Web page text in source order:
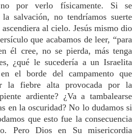
por verlo físicamente. Si se
salvación, no tendríamos suerte
al cielo. Jesús mismo dio
que acabamos de leer, “para
él cree, no se pierda, más tenga
¿qué le sucedería a un Israelita
el borde del campamento que
la fiebre alta provocada por la
ardiente? ¿Va a tambalearse
en la oscuridad? No lo dudamos si
que esto fue la consecuencia
Pero Dios en Su misericordia